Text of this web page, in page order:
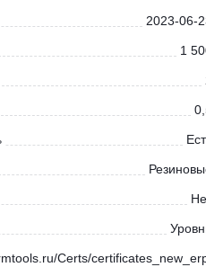
2023-06-
1
Certs/